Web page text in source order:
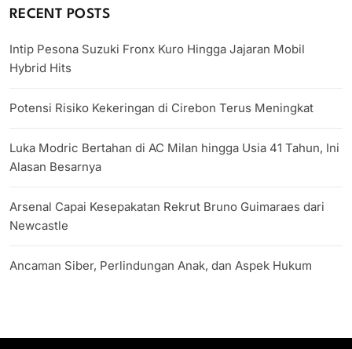
RECENT POSTS
Intip Pesona Suzuki Fronx Kuro Hingga Jajaran Mobil
Hybrid Hits
Potensi Risiko Kekeringan di Cirebon Terus Meningkat
Luka Modric Bertahan di AC Milan hingga Usia 41 Tahun, Ini
Alasan Besarnya
Arsenal Capai Kesepakatan Rekrut Bruno Guimaraes dari
Newcastle
Ancaman Siber, Perlindungan Anak, dan Aspek Hukum